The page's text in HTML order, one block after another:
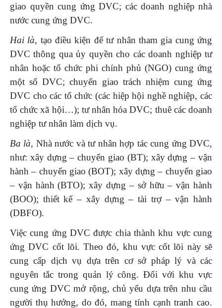
giao quyền cung ứng DVC; các doanh nghiệp nhà
nước cung ứng DVC.
Hai là, tạo điều kiện để tư nhân tham gia cung ứng
DVC thông qua ủy quyền cho các doanh nghiệp tư
nhân hoặc tổ chức phi chính phủ (NGO) cung ứng
một số DVC; chuyển giao trách nhiệm cung ứng
DVC cho các tổ chức (các hiệp hội nghề nghiệp, các
tổ chức xã hội…); tư nhân hóa DVC; thuê các doanh
nghiệp tư nhân làm dịch vụ.
Ba là, Nhà nước và tư nhân hợp tác cung ứng DVC,
như: xây dựng – chuyển giao (BT); xây dựng – vận
hành – chuyển giao (BOT); xây dựng – chuyển giao
– vận hành (BTO); xây dựng – sở hữu – vận hành
(BOO); thiết kế – xây dựng – tài trợ – vận hành
(DBFO).
Việc cung ứng DVC được chia thành khu vực cung
ứng DVC cốt lõi. Theo đó, khu vực cốt lõi này sẽ
cung cấp dịch vụ dựa trên cơ sở pháp lý và các
nguyên tắc trong quản lý công. Đối với khu vực
cung ứng DVC mở rộng, chủ yếu dựa trên nhu cầu
người thụ hưởng, do đó, mang tính cạnh tranh cao.